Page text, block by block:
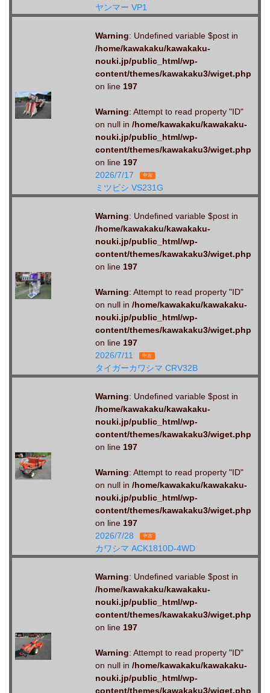
ヤンマー VP1
Warning: Undefined variable $post in
/home/kawakaku/kawakaku-
nouki.jp/public_html/wp-
content/themes/kawakaku3/wiget.php
on line 197
Warning: Attempt to read property "ID"
on null in /home/kawakaku/kawakaku-
nouki.jp/public_html/wp-
content/themes/kawakaku3/wiget.php
on line 197
2026/7/17
中古
ミツビシ VS231G
Warning: Undefined variable $post in
/home/kawakaku/kawakaku-
nouki.jp/public_html/wp-
content/themes/kawakaku3/wiget.php
on line 197
Warning: Attempt to read property "ID"
on null in /home/kawakaku/kawakaku-
nouki.jp/public_html/wp-
content/themes/kawakaku3/wiget.php
on line 197
2026/7/11
中古
タイガーカワシマ CRV32B
Warning: Undefined variable $post in
/home/kawakaku/kawakaku-
nouki.jp/public_html/wp-
content/themes/kawakaku3/wiget.php
on line 197
Warning: Attempt to read property "ID"
on null in /home/kawakaku/kawakaku-
nouki.jp/public_html/wp-
content/themes/kawakaku3/wiget.php
on line 197
2026/7/28
中古
カワシマ ACK1810D-4WD
Warning: Undefined variable $post in
/home/kawakaku/kawakaku-
nouki.jp/public_html/wp-
content/themes/kawakaku3/wiget.php
on line 197
Warning: Attempt to read property "ID"
on null in /home/kawakaku/kawakaku-
nouki.jp/public_html/wp-
content/themes/kawakaku3/wiget.php